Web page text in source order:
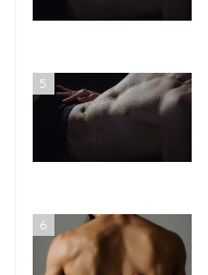
5
6